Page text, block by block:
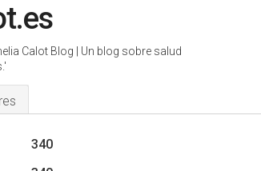
Calot Blog | Un blog sobre salud
340